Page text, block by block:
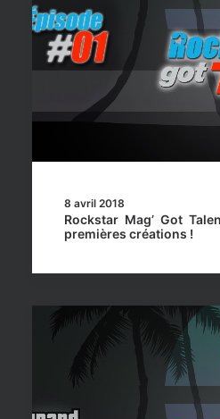
8 avril 2018
Rockstar Mag’ Got
premières créations !